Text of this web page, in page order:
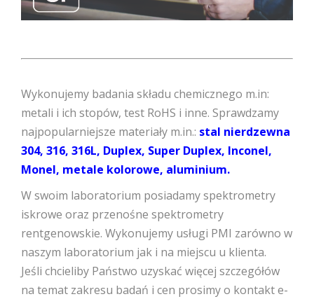
najpopularniejsze materiały m.in.:
stal nierdzewna
iskrowe oraz przenośne spektrometry
rentgenowskie. Wykonujemy usługi PMI zarówno w
naszym laboratorium jak i na miejscu u klienta.
Jeśli chcieliby Państwo uzyskać więcej szczegółów
na temat zakresu badań i cen prosimy o kontakt e-
mail:
kontakt@pcb.com.pl
(prosimy o określenie
materiału badanego, geometrii próbek, ilość
punktów do zbadania …) lub telefonicznie 609 350
Oprócz badań PMI prowadzimy autoryzowaną
sprzedaż i serwis spektrometrów iskrowych